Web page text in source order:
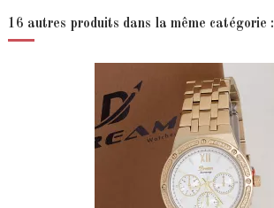
16 autres produits dans la même catégorie :